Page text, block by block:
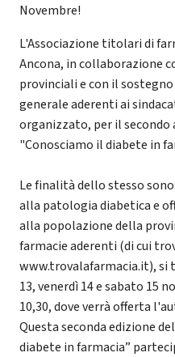
Novembre!
L'Associazione titolari di
Ancona, in collaborazione
provinciali e con il
generale aderenti ai
organizzato, per il
"Conosciamo il diabete in
Le finalità dello stesso
alla patologia diabetica e
alla popolazione della
farmacie aderenti (di cui
www.trovalafarmacia.it), si
13, venerdì 14 e sabato 15
10,30, dove verrà offerta
Questa seconda edizione
diabete in farmacia”